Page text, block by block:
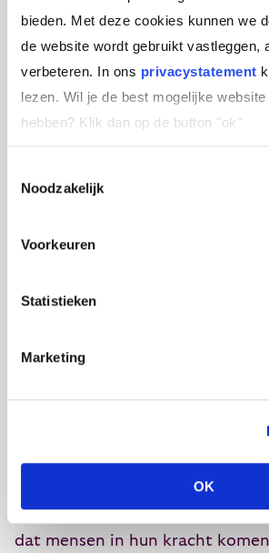
bieden. Met deze cookies kunnen we
de website wordt gebruikt vastleggen,
verbeteren. In ons privacystatement
lezen. Wil je de best mogelijke
hebben? Klik dan op de button "ok''
Noodzakelijk
Voorkeuren
Statistieken
Marketing
OK
programmamanager bij de NCOI
begeleiden en uitvoeren van
in Kaapstad volgde. Vanaf 2010
Nederland en verbonden aan
Leiderschap. Daar ontwikkelden
verbinding realiseert tussen
dat is waar het mij om gaat. De
van zachte aspecten als
gedrag met de harde business
De Haan vervolgt: “Juist deze
dat mensen in hun kracht